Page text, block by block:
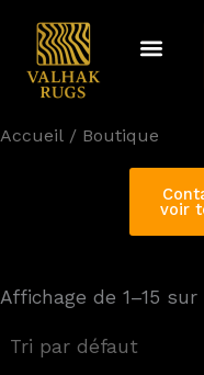
contenu
Accueil / Boutique
voir
Affichage de 1–15